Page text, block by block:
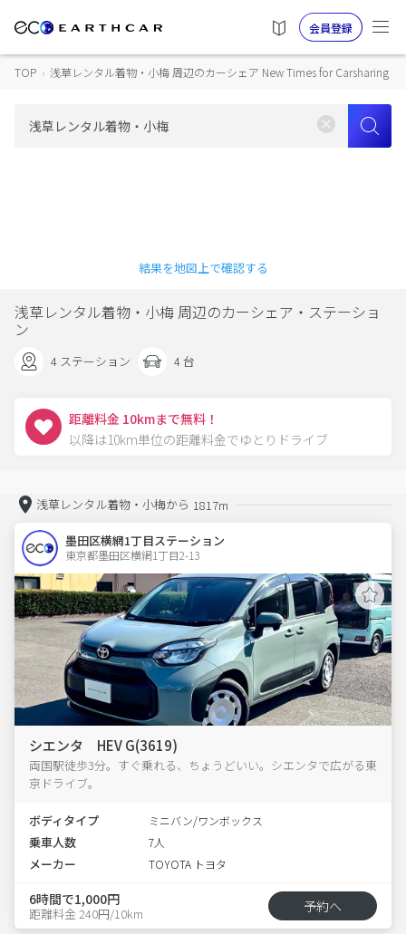
会員登録
TOP › 浅草レンタル着物・小梅 周辺のカーシェア New Times for Carsharing
結果を地図上で確認する
浅草レンタル着物・小梅 周辺のカーシェア・ステーショ
ン
4 ステーション 4 台
距離料金 10kmまで無料！
以降は10km単位の距離料金でゆとりドライブ
浅草レンタル着物・小梅から 1817m
墨田区横網1丁目ステーション
東京都墨田区横網1丁目2-13
シエンタ HEV G(3619)
両国駅徒歩3分。すぐ乗れる、ちょうどいい。シエンタで広がる東
京ドライブ。
ボディタイプ ミニバン/ワンボックス
乗車人数 7人
メーカー TOYOTA トヨタ
6時間で1,000円
距離料金 240円/10km 予約へ